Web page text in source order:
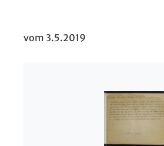
vom 3.5.2019